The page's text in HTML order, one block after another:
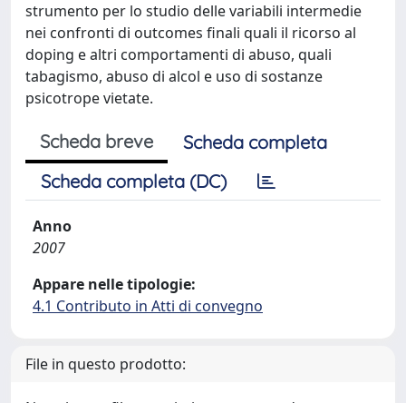
strumento per lo studio delle variabili intermedie
nei confronti di outcomes finali quali il ricorso al
doping e altri comportamenti di abuso, quali
tabagismo, abuso di alcol e uso di sostanze
psicotrope vietate.
Scheda breve
Scheda completa
Scheda completa (DC)
Anno
2007
Appare nelle tipologie:
4.1 Contributo in Atti di convegno
File in questo prodotto: